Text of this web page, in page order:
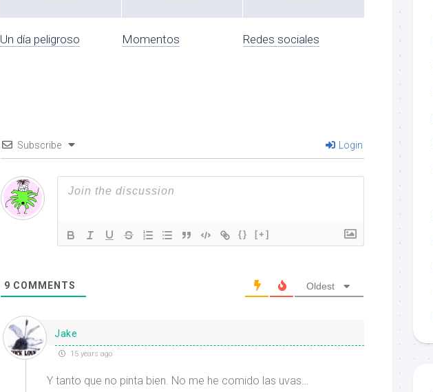
Un día peligroso Momentos Redes sociales
Subscribe Login
{} [+]
9 COMMENTS Oldest
Jake
15 years ago
Y tanto que no pinta bien. No me he comido las uvas…